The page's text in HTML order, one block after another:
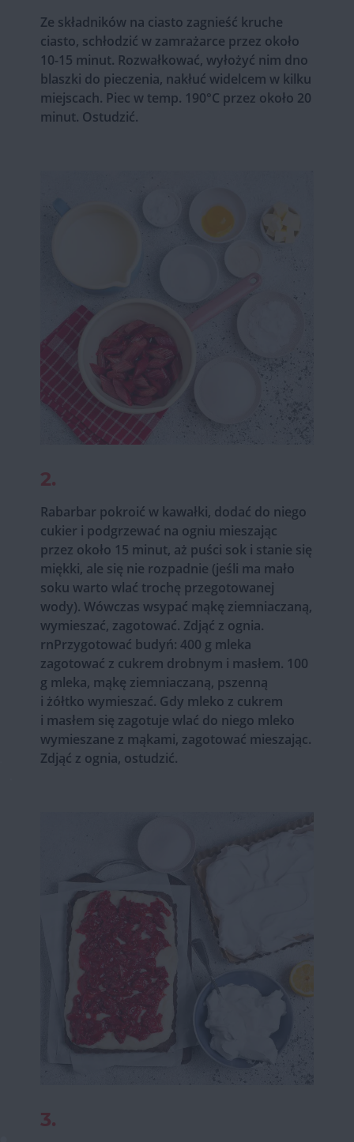
Ze składników na ciasto zagnieść kruche
ciasto, schłodzić w zamrażarce przez około
10-15 minut. Rozwałkować, wyłożyć nim dno
blaszki do pieczenia, nakłuć widelcem w kilku
miejscach. Piec w temp. 190°C przez około 20
minut. Ostudzić.
2.
Rabarbar pokroić w kawałki, dodać do niego
cukier i podgrzewać na ogniu mieszając
przez około 15 minut, aż puści sok i stanie się
miękki, ale się nie rozpadnie (jeśli ma mało
soku warto wlać trochę przegotowanej
wody). Wówczas wsypać mąkę ziemniaczaną,
wymieszać, zagotować. Zdjąć z ognia.
rnPrzygotować budyń: 400 g mleka
zagotować z cukrem drobnym i masłem. 100
g mleka, mąkę ziemniaczaną, pszenną
i żółtko wymieszać. Gdy mleko z cukrem
i masłem się zagotuje wlać do niego mleko
wymieszane z mąkami, zagotować mieszając.
Zdjąć z ognia, ostudzić.
3.